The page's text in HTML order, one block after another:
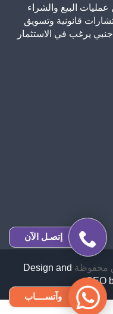
البيع والشراء
قانونية وتسويق
يرغب في الاستثمار
Design and
SEO
إتصـل الآن
وآتســــاب